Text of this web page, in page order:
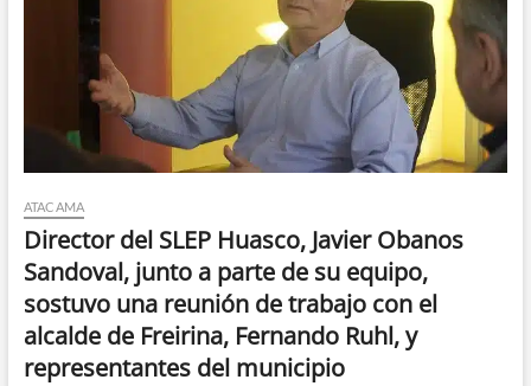
ATACAMA
Director del SLEP Huasco, Javier Obanos
Sandoval, junto a parte de su equipo,
sostuvo una reunión de trabajo con el
alcalde de Freirina, Fernando Ruhl, y
representantes del municipio